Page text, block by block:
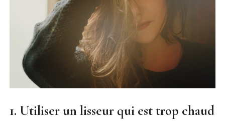
1. Utiliser un lisseur qui est trop chaud